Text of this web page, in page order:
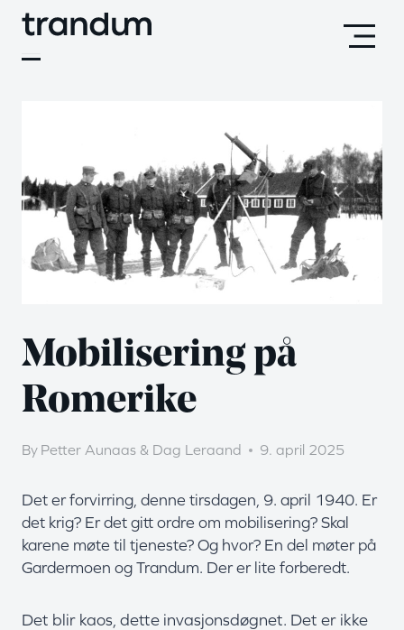
Skip
content
Mobilisering på
Romerike
By Petter Aunaas & Dag Leraand 9. april 2025
Det er forvirring, denne tirsdagen, 9. april 1940. Er
det krig? Er det gitt ordre om mobilisering? Skal
karene møte til tjeneste? Og hvor? En del møter på
Gardermoen og Trandum. Der er lite forberedt.
Det blir kaos, dette invasjonsdøgnet. Det er ikke